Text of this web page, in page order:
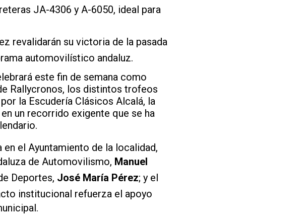
JA-4306 y A-6050, ideal para
revalidarán su victoria de la pasada
automovilístico andaluz.
este fin de semana como
Rallycronos, los distintos trofeos
la Escudería Clásicos Alcalá, la
un recorrido exigente que se ha
el Ayuntamiento de la localidad,
de Automovilismo, Manuel
Deportes, José María Pérez; y el
institucional refuerza el apoyo